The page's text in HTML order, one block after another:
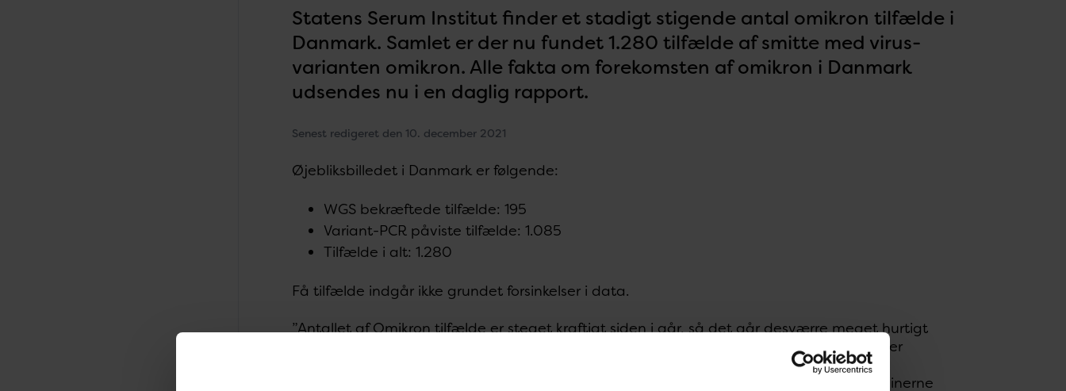
Statens Serum Institut finder et stadigt stigende antal omikron tilfælde i
Danmark. Samlet er der nu fundet 1.280 tilfælde af smitte med virus-
varianten omikron. Alle fakta om forekomsten af omikron i Danmark
udsendes nu i en daglig rapport.
Senest redigeret den 10. december 2021
Øjebliksbilledet i Danmark er følgende:
WGS bekræftede tilfælde: 195
Variant-PCR påviste tilfælde: 1.085
Tilfælde i alt: 1.280
Få tilfælde indgår ikke grundet forsinkelser i data.
”Antallet af Omikron tilfælde er steget kraftigt siden i går, så det går desværre meget hurtigt
med smittespredningen lige nu. Jeg vil derfor endnu en gang kraftig opfordre alle, der er
inviteret til vaccination, om at skynde sig at booke en tid. For selvom noget tyder på at
vaccinerne ikke virker så godt mod at blive smittet med omikron, så forventer vi at vaccinerne